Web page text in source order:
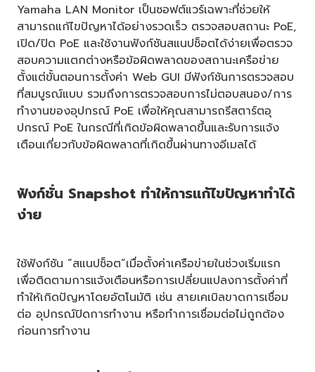
Yamaha LAN Monitor เป็นซอฟต์แวร์เฉพาะที่ช่วยให้
สามารถแก้ไขปัญหาได้อย่างรวดเร็ว ตรวจสอบสถานะ PoE,
เปิด/ปิด PoE และใช้งานฟังก์ชันสแนปช็อตได้ง่ายเพื่อตรวจ
สอบความแตกต่างหรือข้อผิดพลาดของสถานะเครือข่าย
ตั้งแต่ขั้นตอนการตั้งค่า Web GUI มีฟังก์ชันการตรวจสอบ
ที่สมบูรณ์แบบ รวมถึงการตรวจสอบการไม่ตอบสนอง/การ
ทำงานของอุปกรณ์ PoE เพื่อให้คุณสามารถรีสตาร์ตอุ
ปกรณ์ PoE ในกรณีที่เกิดข้อผิดพลาดขึ้นและรับการแจ้ง
เตือนเกี่ยวกับข้อผิดพลาดที่เกิดขึ้นผ่านทางอีเมลได้
ฟังก์ชั่น Snapshot ทำให้การแก้ไขปัญหาทำได้
ง่าย
ใช้ฟังก์ชัน “สแนปช็อต”เมื่อตั้งค่าเครือข่ายในช่วงเริ่มแรก
เพื่อติดตามการแจ้งเตือนหรือการเปลี่ยนแปลงการตั้งค่าที่
ทำให้เกิดปัญหาโดยอัตโนมัติ เช่น สายเคเบิลขาดการเชื่อม
ต่อ อุปกรณ์ปิดการทำงาน หรือทำการเชื่อมต่อไม่ถูกต้อง
ก่อนการทำงาน